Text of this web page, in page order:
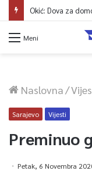
Meni
Naslovna/
Sarajevo Vijesti
Preminuo
Petak, 6 Novembra